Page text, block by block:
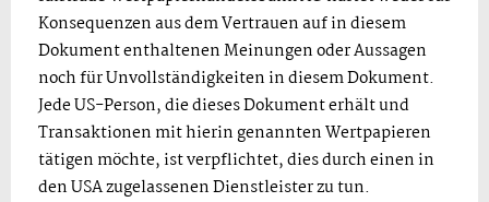
Konsequenzen aus dem Vertrauen auf in diesem
Dokument enthaltenen Meinungen oder Aussagen
noch für Unvollständigkeiten in diesem Dokument.
Jede US-Person, die dieses Dokument erhält und
Transaktionen mit hierin genannten Wertpapieren
tätigen möchte, ist verpflichtet, dies durch einen in
den USA zugelassenen Dienstleister zu tun.